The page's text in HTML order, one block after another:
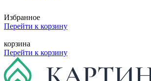
Избранное
Перейти к корзину
корзина
Перейти к корзину